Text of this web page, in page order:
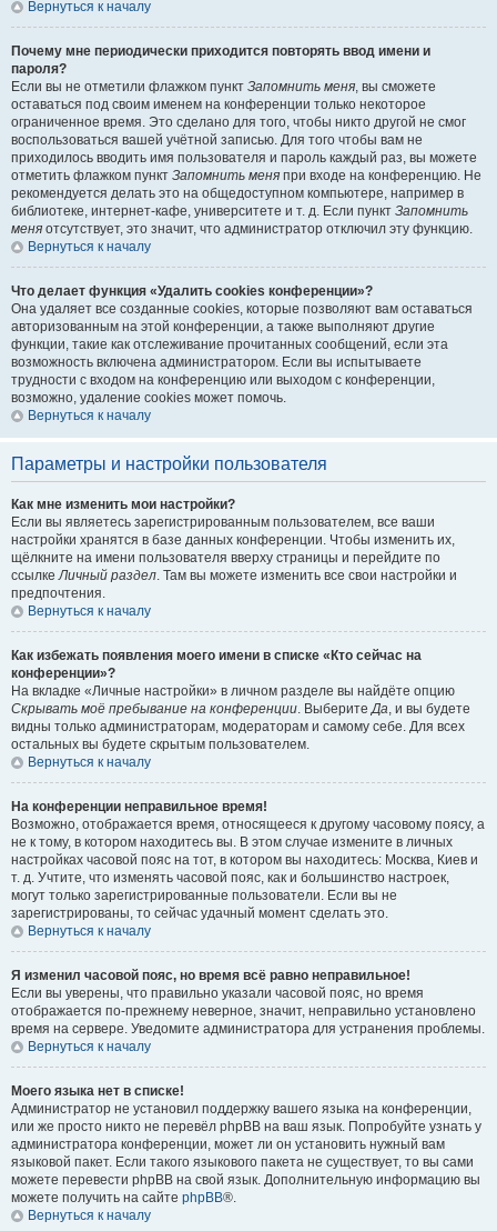
Вернуться к началу
Почему мне периодически приходится повторять ввод имени и
пароля?
Если вы не отметили флажком пункт Запомнить меня, вы сможете
оставаться под своим именем на конференции только некоторое
ограниченное время. Это сделано для того, чтобы никто другой не смог
воспользоваться вашей учётной записью. Для того чтобы вам не
приходилось вводить имя пользователя и пароль каждый раз, вы можете
отметить флажком пункт Запомнить меня при входе на конференцию. Не
рекомендуется делать это на общедоступном компьютере, например в
библиотеке, интернет-кафе, университете и т. д. Если пункт Запомнить
меня отсутствует, это значит, что администратор отключил эту функцию.
Вернуться к началу
Что делает функция «Удалить cookies конференции»?
Она удаляет все созданные cookies, которые позволяют вам оставаться
авторизованным на этой конференции, а также выполняют другие
функции, такие как отслеживание прочитанных сообщений, если эта
возможность включена администратором. Если вы испытываете
трудности с входом на конференцию или выходом с конференции,
возможно, удаление cookies может помочь.
Вернуться к началу
Параметры и настройки пользователя
Как мне изменить мои настройки?
Если вы являетесь зарегистрированным пользователем, все ваши
настройки хранятся в базе данных конференции. Чтобы изменить их,
щёлкните на имени пользователя вверху страницы и перейдите по
ссылкеЛичный раздел. Там вы можете изменить все свои настройки и
предпочтения.
Вернуться к началу
Как избежать появления моего имени в списке «Кто сейчас на
конференции»?
На вкладке «Личные настройки» в личном разделе вы найдёте опцию
Скрывать моё пребывание на конференции. ВыберитеДа, и вы будете
видны только администраторам, модераторам и самому себе. Для всех
остальных вы будете скрытым пользователем.
Вернуться к началу
На конференции неправильное время!
Возможно, отображается время, относящееся к другому часовому поясу, а
не к тому, в котором находитесь вы. В этом случае измените в личных
настройках часовой пояс на тот, в котором вы находитесь: Москва, Киев и
т. д. Учтите, что изменять часовой пояс, как и большинство настроек,
могут только зарегистрированные пользователи. Если вы не
зарегистрированы, то сейчас удачный момент сделать это.
Вернуться к началу
Я изменил часовой пояс, но время всё равно неправильное!
Если вы уверены, что правильно указали часовой пояс, но время
отображается по-прежнему неверное, значит, неправильно установлено
время на сервере. Уведомите администратора для устранения проблемы.
Вернуться к началу
Моего языка нет в списке!
Администратор не установил поддержку вашего языка на конференции,
или же просто никто не перевёл phpBB на ваш язык. Попробуйте узнать у
администратора конференции, может ли он установить нужный вам
языковой пакет. Если такого языкового пакета не существует, то вы сами
можете перевести phpBB на свой язык. Дополнительную информацию вы
можете получить на сайте phpBB®.
Вернуться к началу